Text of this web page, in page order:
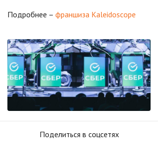
Подробнее – франшиза Kaleidoscope
Поделиться в соцсетях